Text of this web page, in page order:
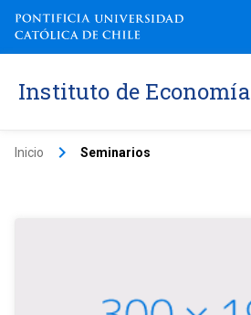
Instituto de Economía
Inicio keyboard_arrow_right Seminarios